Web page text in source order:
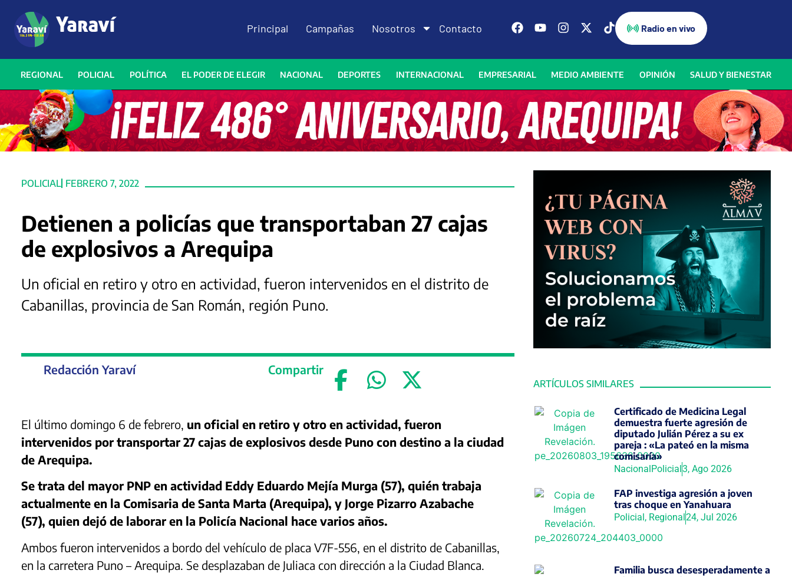
Principal Campañas Nosotros Contacto Radio en vivo
REGIONAL POLICIAL POLÍTICA EL PODER DE ELEGIR NACIONAL DEPORTES INTERNACIONAL EMPRESARIAL MEDIO AMBIENTE OPINIÓN SALUD Y BIENESTAR
ARTÍCULOS SIMILARES
Certificado de Medicina Legal
demuestra fuerte agresión de
diputado Julián Pérez a su ex
pareja : «La pateó en la misma
comisaría»
NacionalPolicial3, Ago 2026
FAP investiga agresión a joven
tras choque en Yanahuara
Policial, Regional24, Jul 2026
Familia busca desesperadamente a
POLICIAL FEBRERO 7, 2022
Detienen a policías que transportaban 27 cajas
de explosivos a Arequipa
Un oficial en retiro y otro en actividad, fueron intervenidos en el distrito de
Cabanillas, provincia de San Román, región Puno.
Redacción Yaraví Compartir
El último domingo 6 de febrero, un oficial en retiro y otro en actividad, fueron
intervenidos por transportar 27 cajas de explosivos desde Puno con destino a la ciudad
de Arequipa.
Se trata del mayor PNP en actividad Eddy Eduardo Mejía Murga (57), quién trabaja
actualmente en la Comisaria de Santa Marta (Arequipa), y Jorge Pizarro Azabache
(57), quien dejó de laborar en la Policía Nacional hace varios años.
Ambos fueron intervenidos a bordo del vehículo de placa V7F-556, en el distrito de Cabanillas,
en la carretera Puno – Arequipa. Se desplazaban de Juliaca con dirección a la Ciudad Blanca.